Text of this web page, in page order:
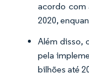
acordo com
2020,
Além disso,
pela
bilhões até